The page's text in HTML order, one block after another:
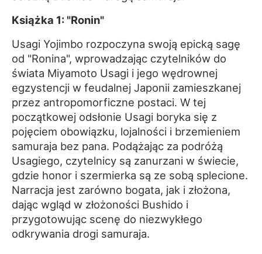
Książka 1: "Ronin"
Usagi Yojimbo rozpoczyna swoją epicką sagę
od "Ronina", wprowadzając czytelników do
świata Miyamoto Usagi i jego wędrownej
egzystencji w feudalnej Japonii zamieszkanej
przez antropomorficzne postaci. W tej
początkowej odsłonie Usagi boryka się z
pojęciem obowiązku, lojalności i brzemieniem
samuraja bez pana. Podążając za podróżą
Usagiego, czytelnicy są zanurzani w świecie,
gdzie honor i szermierka są ze sobą splecione.
Narracja jest zarówno bogata, jak i złożona,
dając wgląd w złożoności Bushido i
przygotowując scenę do niezwykłego
odkrywania drogi samuraja.